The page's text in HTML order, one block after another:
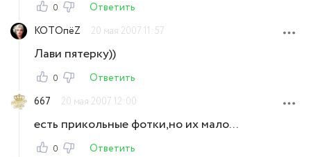
0
Ответить
КОТОпёZ
20 мая 2007 11:57
Лави пятерку))
0
Ответить
667
20 мая 2007 12:00
есть прикольные фотки,но их мало...
0
Ответить